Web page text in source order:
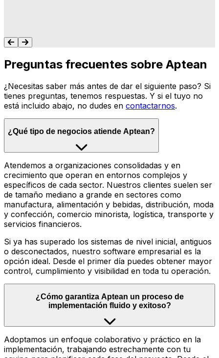
Preguntas frecuentes sobre Aptean
¿Necesitas saber más antes de dar el siguiente paso? Si
tienes preguntas, tenemos respuestas. Y si el tuyo no
está incluido abajo, no dudes en contactarnos.
¿Qué tipo de negocios atiende Aptean?
Atendemos a organizaciones consolidadas y en
crecimiento que operan en entornos complejos y
específicos de cada sector. Nuestros clientes suelen ser
de tamaño mediano a grande en sectores como
manufactura, alimentación y bebidas, distribución, moda
y confección, comercio minorista, logística, transporte y
servicios financieros.
Si ya has superado los sistemas de nivel inicial, antiguos
o desconectados, nuestro software empresarial es la
opción ideal. Desde el primer día puedes obtener mayor
control, cumplimiento y visibilidad en toda tu operación.
¿Cómo garantiza Aptean un proceso de
implementación fluido y exitoso?
Adoptamos un enfoque colaborativo y práctico en la
implementación, trabajando estrechamente con tu